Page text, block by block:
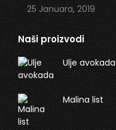
25 Januara, 2019
Naši proizvodi
Ulje avokada
Malina list